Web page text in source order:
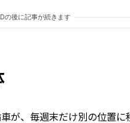
の後に記事が続きます
が、毎週末だけ別の位置に